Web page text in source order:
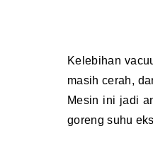
Kelebihan vacuum fryer keripik buah pertama tama. Kalau kamu pernah mencicipi keripik buah renyah, warnanya
masih cerah,
Mesin ini jadi
goreng suhu